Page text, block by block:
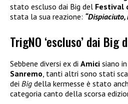
stato escluso dai Big del Festival
stata la sua reazione: “Dispiaciuto,
TrigNO ‘escluso’ dai Big
Sebbene diversi ex di Amici siano
Sanremo , tanti altri sono stati
dei Big della kermesse è stato
categoria canto della scorsa